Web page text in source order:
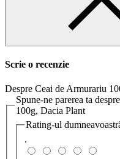
Scrie o recenzie
Despre Ceai de Armurariu
Spune-ne parerea ta
100g, Dacia Plant
Rating-ul
.